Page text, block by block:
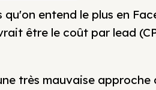
qu'on entend le plus en
être le coût par lead
très mauvaise approche